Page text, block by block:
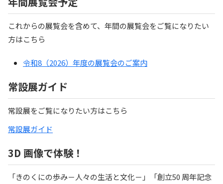
これからの展覧会を含めて、年間の展覧会をご覧になりたい
方はこちら
令和8（2026）年度の展覧会のご案内
常設展ガイド
常設展をご覧になりたい方はこちら
常設展ガイド
3D 画像で体験！
「きのくにの歩み－人々の生活と文化－」「創立50 周年記念